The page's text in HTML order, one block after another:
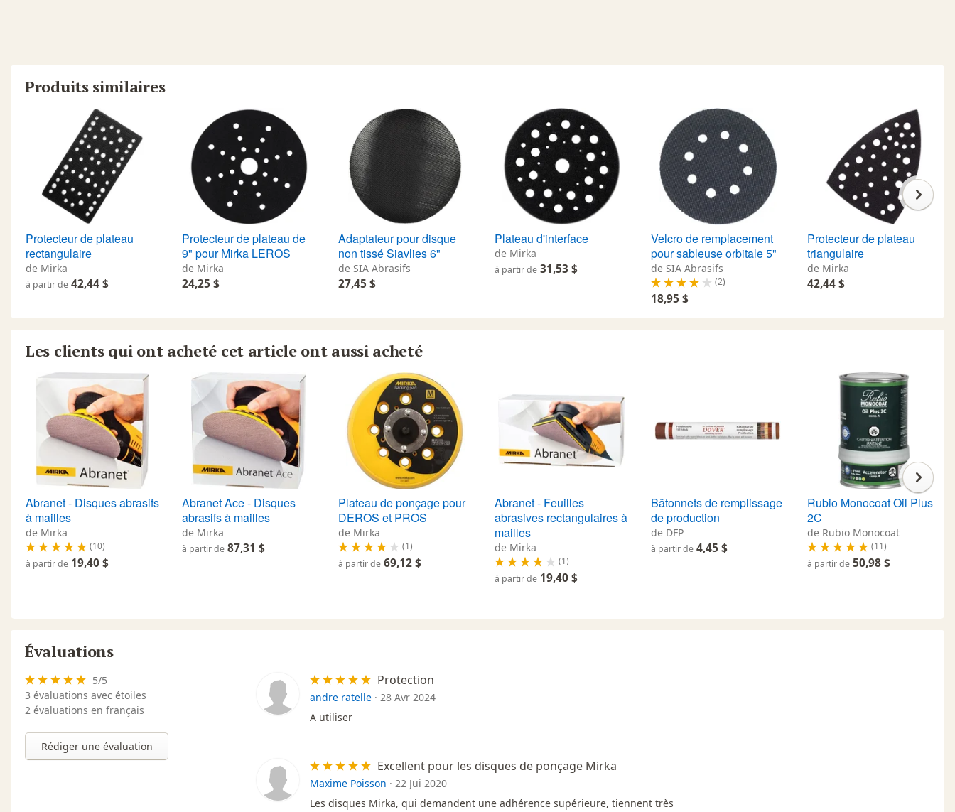
Produits similaires
Protecteur de plateau
rectangulaire
de Mirka
à partir de 42,44 $
Protecteur de plateau de
9" pour Mirka LEROS
de Mirka
24,25 $
Adaptateur pour disque
non tissé Siavlies 6"
de SIA Abrasifs
27,45 $
Plateau d'interface
de Mirka
à partir de 31,53 $
Velcro de remplacement
pour sableuse orbitale 5"
de SIA Abrasifs
(2)
18,95 $
Protecteur de plateau
triangulaire
de Mirka
42,44 $
Les clients qui ont acheté cet article ont aussi acheté
Abranet - Disques abrasifs
à mailles
de Mirka
(10)
à partir de 19,40 $
Abranet Ace - Disques
abrasifs à mailles
de Mirka
à partir de 87,31 $
Plateau de ponçage pour
DEROS et PROS
de Mirka
(1)
à partir de 69,12 $
Abranet - Feuilles
abrasives rectangulaires à
mailles
de Mirka
(1)
à partir de 19,40 $
Bâtonnets de remplissage
de production
de DFP
à partir de 4,45 $
Rubio Monocoat Oil Plus
2C
de Rubio Monocoat
(11)
à partir de 50,98 $
Évaluations
5/5
3 évaluations avec étoiles
2 évaluations en français
Rédiger une évaluation
Protection
andre ratelle · 28 Avr 2024
A utiliser
Excellent pour les disques de ponçage Mirka
Maxime Poisson · 22 Jui 2020
Les disques Mirka, qui demandent une adhérence supérieure, tiennent très